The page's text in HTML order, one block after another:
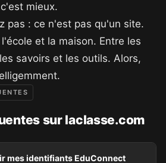
mieux.
pas : ce n'est pas qu'un site.
et la maison. Entre les
savoirs et les outils. Alors,
sur laclasse.com
mes identifiants EduConnect